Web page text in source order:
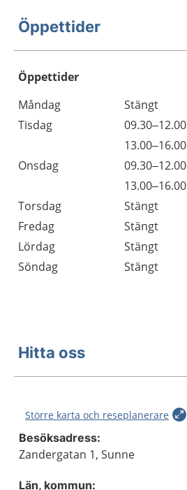
Öppettider
Öppettider
Dag
Öppettider
Kommentarer
Måndag
Stängt
Tisdag
09.30–12.00
13.00–16.00
Onsdag
09.30–12.00
13.00–16.00
Torsdag
Stängt
Fredag
Stängt
Lördag
Stängt
Söndag
Stängt
Hitta oss
Större karta och reseplanerare
Besöksadress:
Zandergatan 1, Sunne
Län, kommun: